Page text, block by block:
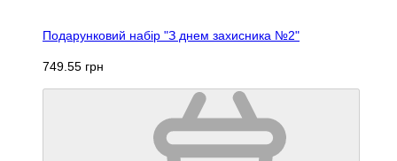
Подарунковий набір "З днем захисника №2"
749.55 грн